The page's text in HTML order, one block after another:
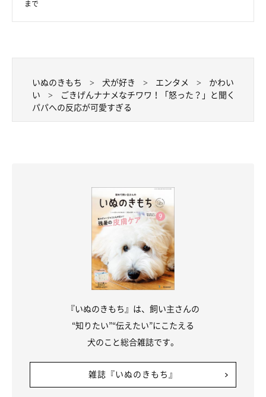
まで
いぬのきもち 犬が好き エンタメ
かわい
い
ごきげんナナメなチワワ！「怒った？」と聞く
パパへの反応が可愛すぎる
『いぬのきもち』は、飼い主さんの
“知りたい”“伝えたい”にこたえる
犬のこと総合雑誌です。
雑誌『いぬのきもち』